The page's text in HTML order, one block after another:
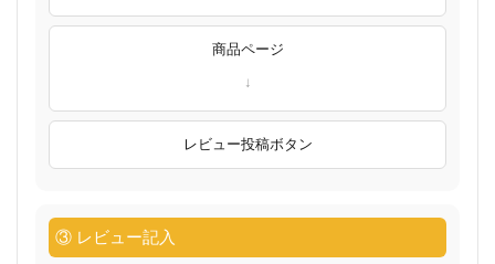
商品ページ
レビュー投稿ボタン
③ レビュー記入